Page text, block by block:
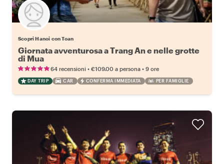
Scopri Hanoi con Toan
Giornata avventurosa a Trang An e nelle grotte
di Mua
64 recensioni • €109.00 a persona • 9 ore
DAY TRIP CAR CONFERMA IMMEDIATA PER FAMIGLIE